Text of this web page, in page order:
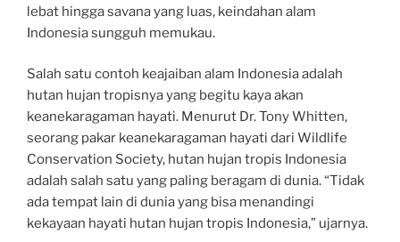
lebat hingga savana yang luas, keindahan alam
Indonesia sungguh memukau.
Salah satu contoh keajaiban alam Indonesia adalah
hutan hujan tropisnya yang begitu kaya akan
keanekaragaman hayati. Menurut Dr. Tony Whitten,
seorang pakar keanekaragaman hayati dari Wildlife
Conservation Society, hutan hujan tropis Indonesia
adalah salah satu yang paling beragam di dunia. “Tidak
ada tempat lain di dunia yang bisa menandingi
kekayaan hayati hutan hujan tropis Indonesia,” ujarnya.